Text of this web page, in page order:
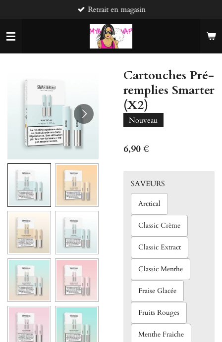
contenu
principal
Retrait en magasin
Cartouches Pré-
remplies Smarter
(X2)
Nouveau
6,90 €
SAVEURS
Arctical
Classic Crème
Classic Extract
Classic Menthe
Fraise Glacée
Fruits Rouges
Menthe Fraiche